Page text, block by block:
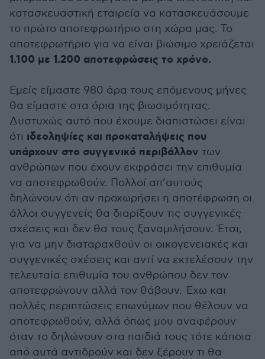
κατασκευαστική εταιρεία να κατασκευάσουμε
το πρώτο αποτεφρωτήριο στη χώρα μας. Το
αποτεφρωτήριο για να είναι βιώσιμο χρειάζεται
1.100 με 1.200 αποτεφρώσεις το χρόνο.
Εμείς είμαστε 980 άρα τους επόμενους μήνες
θα είμαστε στα όρια της βιωσιμότητας.
Δυστυχώς αυτό που έχουμε διαπιστώσει είναι
ότι ιδεοληψίες και προκαταλήψεις που
υπάρχουν στο συγγενικό περιβάλλον των
ανθρώπων που έχουν εκφράσει την επιθυμία
να αποτεφρωθούν. Πολλοί απ’αυτούς
δηλώνουν ότι αν προχωρήσει η αποτέφρωση οι
άλλοι συγγενείς θα διαρίξουν τις συγγενικές
σχέσεις και δεν θα τους ξαναμιλήσουν. Έτσι,
για να μην διαταραχθούν οι οικογενειακές και
συγγενικές σχέσεις και αντί να εκτελέσουν την
τελευταία επιθυμία του ανθρώπου δεν τον
αποτεφρώνουν αλλά τον θάβουν. Έχω και
πολλές περιπτώσεις επωνύμων που θέλουν να
αποτεφρωθούν, αλλά όπως μου αναφέρουν
όταν το δηλώνουν στα παιδιά τους τότε κάποια
από αυτά αντιδρούν και δεν ξέρουν τι θα